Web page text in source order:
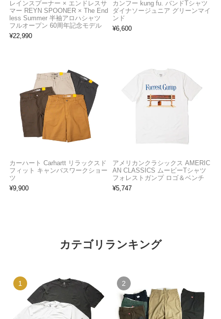
レインスプーナー × エンドレスサ
マー REYN SPOONER × The End
less Summer 半袖アロハシャツ
フルオープン 60周年記念モデル
¥22,990
カンフー kung fu. バンドTシャツ
ダイナソージュニア グリーンマイ
ンド
¥6,600
カーハート Carhartt リラックスド
フィット キャンバスワークショー
ツ
¥9,900
アメリカンクラシックス AMERIC
AN CLASSICS ムービーTシャツ
フォレストガンプ ロゴ＆ベンチ
¥5,747
カテゴリランキング